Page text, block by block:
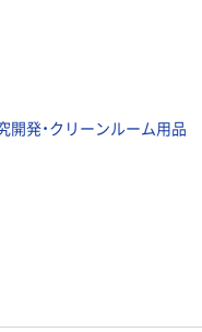
開発・クリーンルーム用品